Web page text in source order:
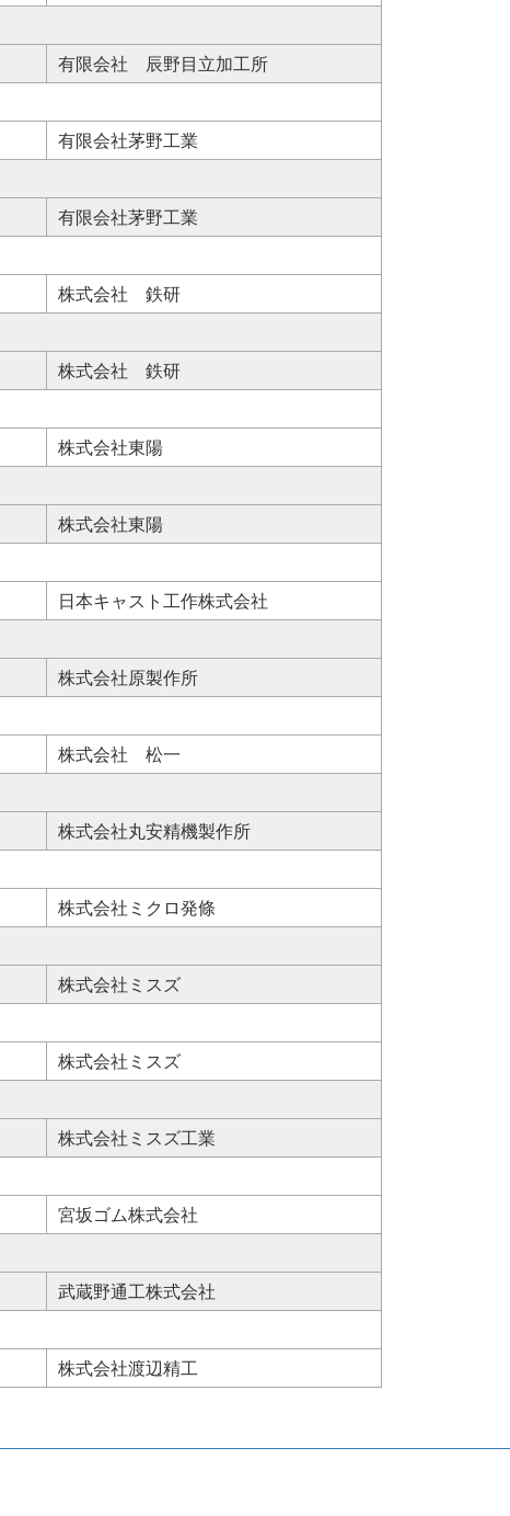
有限会社 辰野目立加工所
有限会社茅野工業
有限会社茅野工業
株式会社 鉄研
株式会社 鉄研
株式会社東陽
株式会社東陽
日本キャスト工作株式会社
株式会社原製作所
株式会社 松一
株式会社丸安精機製作所
株式会社ミクロ発條
株式会社ミスズ
株式会社ミスズ
株式会社ミスズ工業
宮坂ゴム株式会社
武蔵野通工株式会社
株式会社渡辺精工